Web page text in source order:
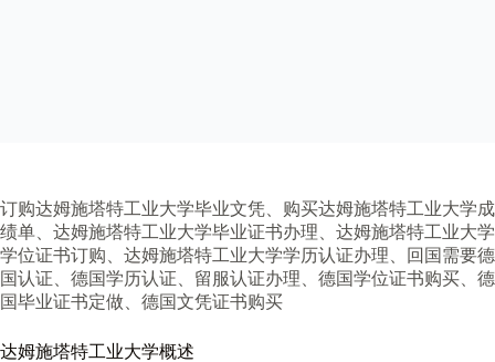
订购达姆施塔特工业大学毕业文凭、购买达姆施塔特工业大学成
绩单、达姆施塔特工业大学毕业证书办理、达姆施塔特工业大学
学位证书订购、达姆施塔特工业大学学历认证办理、回国需要德
国认证、德国学历认证、留服认证办理、德国学位证书购买、德
国毕业证书定做、德国文凭证书购买
达姆施塔特工业大学概述